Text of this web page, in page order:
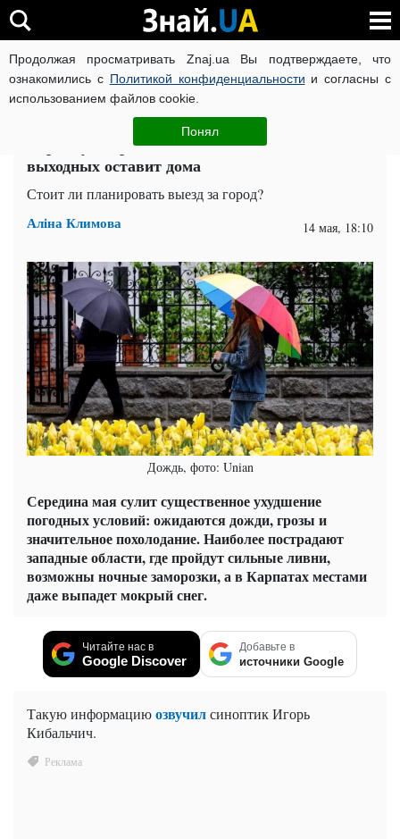
Продолжая просматривать Znaj.ua Вы подтверждаете, что
ознакомились с Политикой конфиденциальности и согласны с
использованием файлов cookie.
Понял
ВОЙНА РОССИИ ПРОТИВ УКРАИНЫ КОРОНАВИРУС В
ЧИТАТИ УКРАЇНСЬКОЮ
Украину накроет дождями: погода на
выходных оставит дома
Стоит ли планировать выезд за город?
Аліна Климова 14 мая, 18:10
Дождь, фото: Unian
Середина мая сулит существенное ухудшение
погодных условий: ожидаются дожди, грозы и
значительное похолодание. Наиболее пострадают
западные области, где пройдут сильные ливни,
возможны ночные заморозки, а в Карпатах местами
даже выпадет мокрый снег.
Читайте нас в
Google Discover
Добавьте в
источники Google
Такую информациюозвучилсиноптик Игорь
Кибальчич.